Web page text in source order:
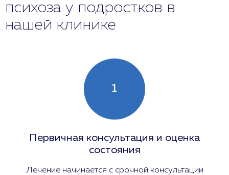
психоза у подростков в
нашей клинике
1
Первичная консультация и оценка
состояния
Лечение начинается с срочной консультации